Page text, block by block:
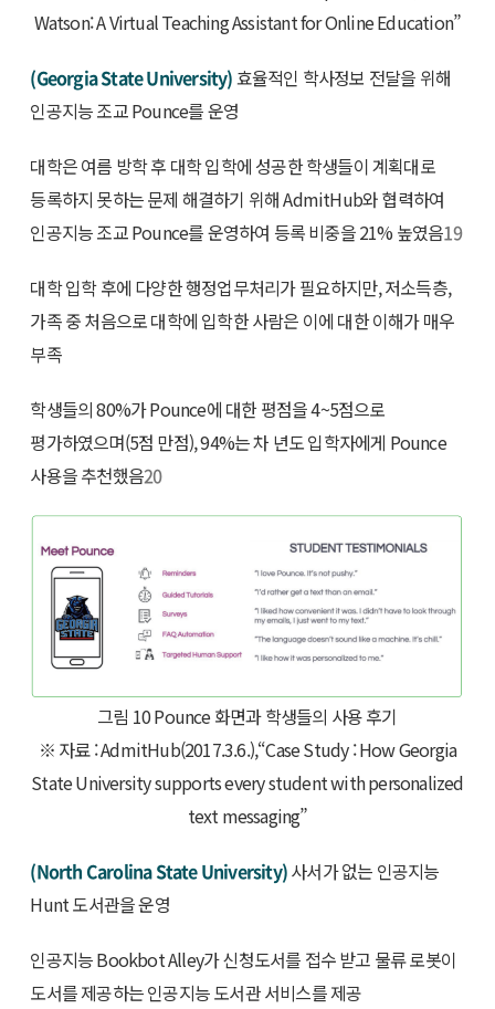
Watson: A Virtual Teaching Assistant for Online Education”
(Georgia State University)효율적인 학사정보 전달을 위해
인공지능 조교 Pounce를 운영
대학은 여름 방학 후 대학 입학에 성공한 학생들이 계획대로
등록하지 못하는 문제 해결하기 위해 AdmitHub와 협력하여
인공지능 조교 Pounce를 운영하여 등록 비중을 21% 높였음19
대학 입학 후에 다양한 행정업무처리가 필요하지만, 저소득층,
가족 중 처음으로 대학에 입학한 사람은 이에 대한 이해가 매우
부족
학생들의 80%가 Pounce에 대한 평점을 4~5점으로
평가하였으며(5점 만점), 94%는 차 년도 입학자에게 Pounce
사용을 추천했음20
그림 10 Pounce 화면과 학생들의 사용 후기
※ 자료 : AdmitHub(2017.3.6.),“Case Study : How Georgia
State University supports every student with personalized
text messaging”
(North Carolina State University)사서가 없는 인공지능
Hunt 도서관을 운영
인공지능 Bookbot Alley가 신청도서를 접수 받고 물류 로봇이
도서를 제공하는 인공지능 도서관 서비스를 제공